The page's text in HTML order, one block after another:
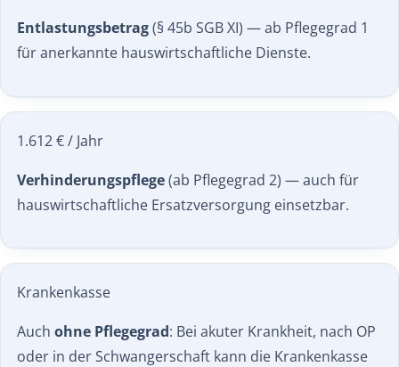
Entlastungsbetrag(§ 45b SGB XI) — ab Pflegegrad 1
für anerkannte hauswirtschaftliche Dienste.
1.612 € / Jahr
Verhinderungspflege(ab Pflegegrad 2) — auch für
hauswirtschaftliche Ersatzversorgung einsetzbar.
Krankenkasse
Auchohne Pflegegrad: Bei akuter Krankheit, nach OP
oder in der Schwangerschaft kann die Krankenkasse